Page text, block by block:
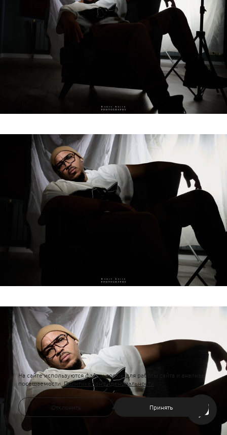
На сайте используются файлы cookie для работы сайта и анализа
посещаемости. Политика конфиденциальности
Отклонить Принять